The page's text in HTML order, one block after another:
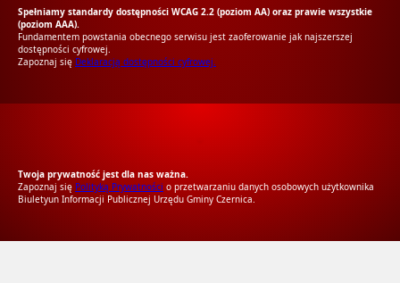
Spełniamy standardy dostępności WCAG 2.2 (poziom AA) oraz prawie wszystkie
(poziom AAA).
Fundamentem powstania obecnego serwisu jest zaoferowanie jak najszerszej
dostępności cyfrowej.
Zapoznaj się Deklaracją dostępności cyfrowej.
Twoja prywatność jest dla nas ważna.
Zapoznaj się Polityką Prywatności o przetwarzaniu danych osobowych użytkownika
Biuletyun Informacji Publicznej Urzędu Gminy Czernica.